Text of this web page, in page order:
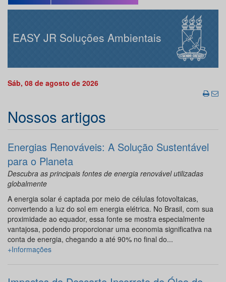
EASY JR Soluções Ambientais
Sáb, 08 de agosto de 2026
Nossos artigos
Energias Renováveis: A Solução Sustentável
para o Planeta
Descubra as principais fontes de energia renovável utilizadas
globalmente
A energia solar é captada por meio de células fotovoltaicas,
convertendo a luz do sol em energia elétrica. No Brasil, com sua
proximidade ao equador, essa fonte se mostra especialmente
vantajosa, podendo proporcionar uma economia significativa na
conta de energia, chegando a até 90% no final do...
+Informações